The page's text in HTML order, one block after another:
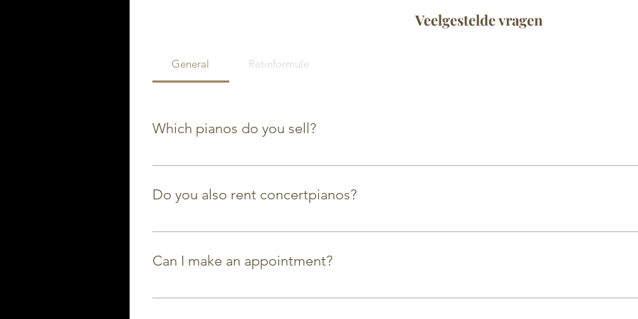
Veelgestelde vragen
General Retinformule
Which pianos do you sell?
Wij sell new pianos from Yamaha and Kawai at our store. We also have a big collection
Do you also rent concertpianos?
Yes! We rent out both grand pianos and buffet pianos for events. This can range from 1
Can I make an appointment?
Sure! Would you rather come by in peace and quiet or outside opening hours? That's